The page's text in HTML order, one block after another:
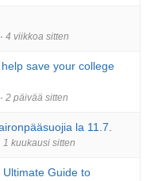
· 4 viikkoa sitten
save your college
· 2 päivää sitten
la 11.7.
1 kuukausi sitten
Guide to